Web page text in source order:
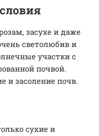
засухе и даже
светолюбив и
участки с
почвой.
и засоление почв.
сухие и